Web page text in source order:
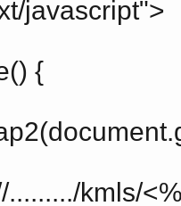
javascript">
{
kmls/